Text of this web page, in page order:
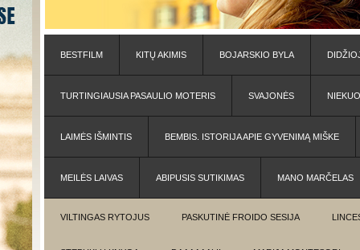
BESTFILM KITŲ AKIMIS BOJARSKIO BYLA
TURTINGIAUSIA PASAULIO MOTERIS SVAJONĖS
LAIMĖS IŠMINTIS BEMBIS. ISTORIJA APIE GYVENIMĄ MIŠKE
MEILĖS LAIVAS ABIPUSIS SUTIKIMAS MANO MARČELAS
VILTINGAS RYTOJUS PASKUTINĖ FROIDO SESIJA